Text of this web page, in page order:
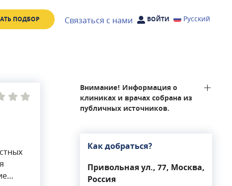
ПОДБОР Связаться с нами ВОЙТИ Русский
Внимание! Информация о
клиниках и врачах собрана из
публичных источников.
Как добраться?
Привольная ул., 77, Москва,
Россия